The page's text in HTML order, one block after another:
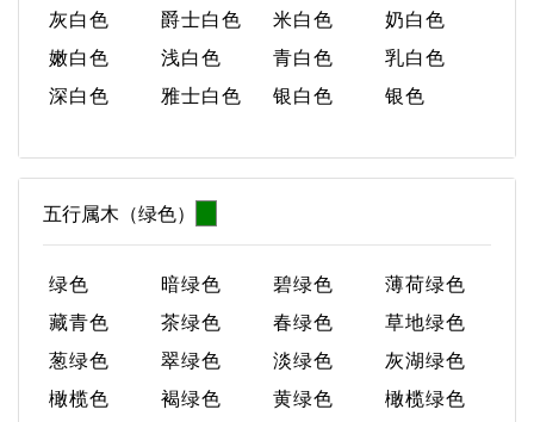
灰白色
爵士白色 米白色
奶白色
嫩白色
浅白色 青白色
乳白色
深白色
雅士白色 银白色 银色
五行属木（绿色）
绿色 暗绿色 碧绿色
薄荷绿色
藏青色
茶绿色 春绿色
草地绿色
葱绿色
翠绿色 淡绿色
灰湖绿色
橄榄色
褐绿色 黄绿色
橄榄绿色